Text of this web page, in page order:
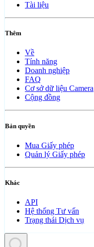
Tài liệu
Thêm
Về
Tính năng
Doanh nghiệp
FAQ
Cơ sở dữ liệu Camera
Cộng đồng
Bản quyền
Mua Giấy phép
Quản lý Giấy phép
Khác
API
Hệ thống Tư vấn
Trạng thái Dịch vụ